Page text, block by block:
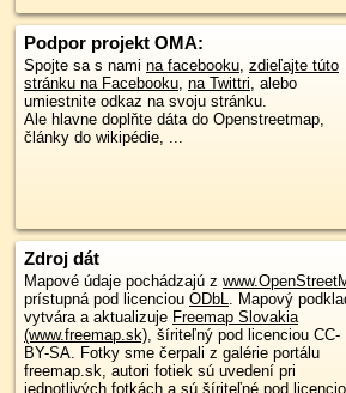
Podpor projekt OMA:
Spojte sa s nami na facebooku, zdieľajte túto
stránku na Facebooku, na Twittri, alebo
umiestnite odkaz na svoju stránku.
Ale hlavne doplňte dáta do Openstreetmap,
články do wikipédie, ...
Zdroj dát
Mapové údaje pochádzajú z
prístupná pod licenciou ODbL. Mapový
vytvára a aktualizuje Freemap Slovakia
(www.freemap.sk), šíriteľný pod licenciou CC-
BY-SA. Fotky sme čerpali z galérie portálu
freemap.sk, autori fotiek sú uvedení pri
jednotlivých fotkách a sú šíriteľné pod